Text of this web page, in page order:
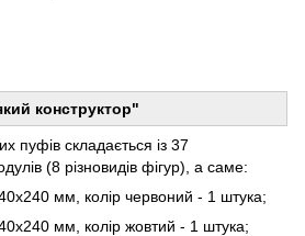
конструктор"
пуфів складається із 37
(8 різновидів фігур), а саме:
мм, колір червоний - 1 штука;
мм, колір жовтий - 1 штука;